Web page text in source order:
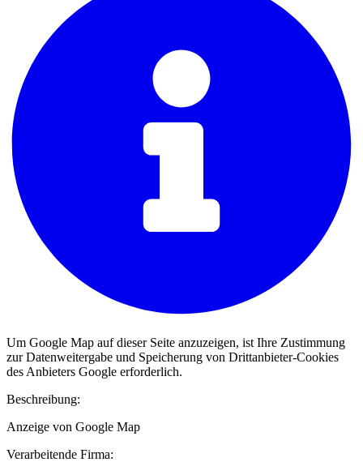
Um Google Map auf dieser Seite anzuzeigen, ist Ihre Zustimmung
zur Datenweitergabe und Speicherung von Drittanbieter-Cookies
des Anbieters Google erforderlich.
Beschreibung:
Anzeige von Google Map
Verarbeitende Firma: